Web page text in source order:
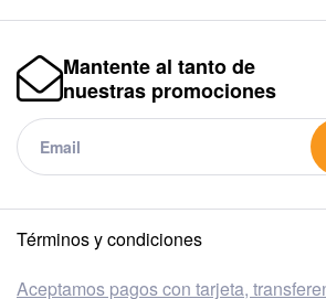
Mantente al tanto de
nuestras promociones
Términos y condiciones
Aceptamos pagos con tarjeta,